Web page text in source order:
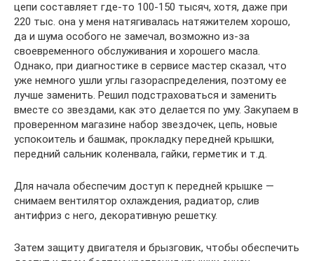
цепи составляет где-то 100-150 тысяч, хотя, даже при
220 тыс. она у меня натягивалась натяжителем хорошо,
да и шума особого не замечал, возможно из-за
своевременного обслуживания и хорошего масла.
Однако, при диагностике в сервисе мастер сказал, что
уже немного ушли углы газораспределения, поэтому ее
лучше заменить. Решил подстраховаться и заменить
вместе со звездами, как это делается по уму. Закупаем в
проверенном магазине набор звездочек, цепь, новые
успокоитель и башмак, прокладку передней крышки,
передний сальник коленвала, гайки, герметик и т.д.
Для начала обеспечим доступ к передней крышке —
снимаем вентилятор охлаждения, радиатор, слив
антифриз с него, декоративную решетку.
Затем защиту двигателя и брызговик, чтобы обеспечить